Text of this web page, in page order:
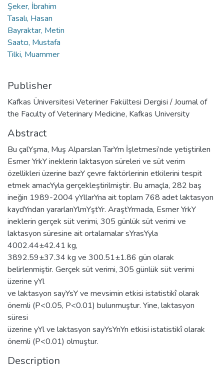
Şeker, İbrahim
Tasalı, Hasan
Bayraktar, Metin
Saatcı, Mustafa
Tilki, Muammer
Publisher
Kafkas Üniversitesi Veteriner Fakültesi Dergisi / Journal of
the Faculty of Veterinary Medicine, Kafkas University
Abstract
Bu çalYşma, Muş Alparslan TarYm İşletmesi’nde yetiştirilen
Esmer YrkY ineklerin laktasyon süreleri ve süt verim
özellikleri üzerine bazY çevre faktörlerinin etkilerini tespit
etmek amacYyla gerçekleştirilmiştir. Bu amaçla, 282 baş
ineğin 1989-2004 yYllarYna ait toplam 768 adet laktasyon
kaydYndan yararlanYlmYştYr. AraştYrmada, Esmer YrkY
ineklerin gerçek süt verimi, 305 günlük süt verimi ve
laktasyon süresine ait ortalamalar sYrasYyla
4002.44±42.41 kg,
3892.59±37.34 kg ve 300.51±1.86 gün olarak
belirlenmiştir. Gerçek süt verimi, 305 günlük süt verimi
üzerine yYl
ve laktasyon sayYsY ve mevsimin etkisi istatistikî olarak
önemli (P<0.05, P<0.01) bulunmuştur. Yine, laktasyon
süresi
üzerine yYl ve laktasyon sayYsYnYn etkisi istatistikî olarak
önemli (P<0.01) olmuştur.
Description